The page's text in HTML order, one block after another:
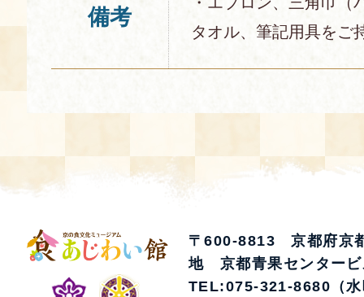
備考
タオル、筆記用具をご
〒600-8813 京都府京
地 京都青果センタービ
TEL:075-321-8680（